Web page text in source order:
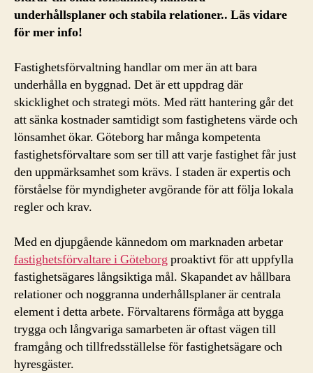
underhållsplaner och stabila relationer.. Läs vidare
för mer info!
Fastighetsförvaltning handlar om mer än att bara
underhålla en byggnad. Det är ett uppdrag där
skicklighet och strategi möts. Med rätt hantering går det
att sänka kostnader samtidigt som fastighetens värde och
lönsamhet ökar. Göteborg har många kompetenta
fastighetsförvaltare som ser till att varje fastighet får just
den uppmärksamhet som krävs. I staden är expertis och
förståelse för myndigheter avgörande för att följa lokala
regler och krav.
Med en djupgående kännedom om marknaden arbetar
fastighetsförvaltare i Göteborgproaktivt för att uppfylla
fastighetsägares långsiktiga mål. Skapandet av hållbara
relationer och noggranna underhållsplaner är centrala
element i detta arbete. Förvaltarens förmåga att bygga
trygga och långvariga samarbeten är oftast vägen till
framgång och tillfredsställelse för fastighetsägare och
hyresgäster.